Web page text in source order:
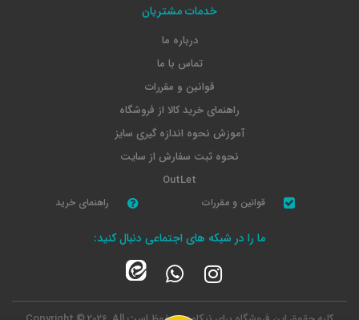
خدمات مشتریان
درباره ما
تماس با ما
قوانین و مقررات
راهنمای خرید کالا از فروشگاه
آموزش نحوه اندازه گیری سایز
نحوه ثبت سفارش از سایت
OutLet
قوانین و مقررات راهنمای خرید
ما را در شبکه های اجتماعی دنبال کنید: